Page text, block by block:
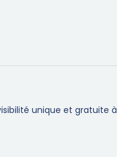
unique et gratuite